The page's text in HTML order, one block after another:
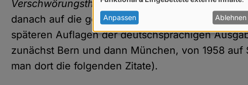
Verschwörungstheorie der Gesellschaft."Auf
danach auf die gemeinten Vorstellungen ein.
späteren Auflagen der deutschsprachigen
zunächst Bern und dann München, von 1958 auf
man dort die folgenden Zitate).
von
personenbezogenen
Daten
und
Cookies
Anpassen Ablehnen